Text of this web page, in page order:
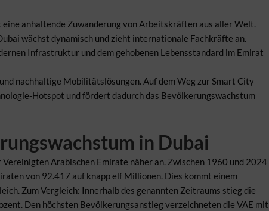
eine anhaltende Zuwanderung von Arbeitskräften aus aller Welt.
wächst dynamisch und zieht internationale Fachkräfte an.
Infrastruktur und dem gehobenen Lebensstandard im Emirat
nachhaltige Mobilitätslösungen. Auf dem Weg zur Smart City
Hotspot und fördert dadurch das Bevölkerungswachstum
in Dubai
Arabischen Emirate näher an. Zwischen 1960 und 2024
von 92.417 auf knapp elf Millionen. Dies kommt einem
Zum Vergleich: Innerhalb des genannten Zeitraums stieg die
Den höchsten Bevölkerungsanstieg verzeichneten die VAE mit